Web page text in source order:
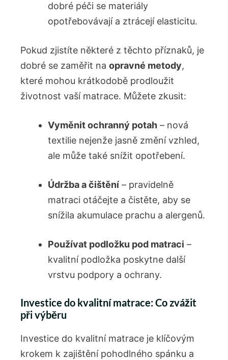
dobré péči se materiály
opotřebovávají a ⁣ztrácejí elasticitu.
Pokud zjistíte některé z těchto ⁣příznaků, je
dobré se zaměřit ‍na opravné ​metody,
které mohou‍ krátkodobě prodloužit
životnost vaší matrace.​ Můžete zkusit:
Vyměnit ochranný potah – nová
textilie nejenže ⁢jasně změní vzhled,
ale může také snížit opotřebení.
Údržba a čištění – pravidelně
matraci otáčejte a čistěte, aby⁣ se
snížila akumulace ⁢prachu a ​alergenů.
Používat podložku pod⁤ matraci –
kvalitní‌ podložka poskytne další
vrstvu podpory a ⁤ochrany.
Investice do kvalitní matrace: Co zvážit
při výběru
Investice do kvalitní matrace je klíčovým
krokem k zajištění pohodlného⁣ spánku a